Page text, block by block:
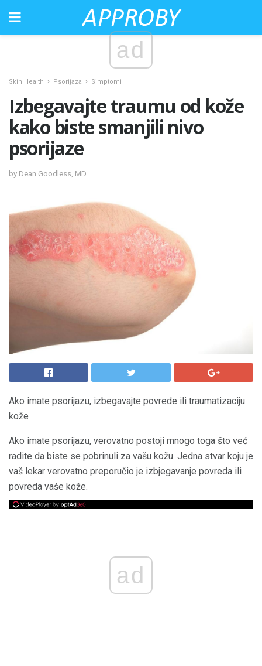
ad
Skin Health Psorijaza Simptomi
Izbegavajte traumu od kože
kako biste smanjili nivo
psorijaze
by Dean Goodless, MD
Ako imate psorijazu, izbegavajte povrede ili traumatizaciju
kože
Ako imate psorijazu, verovatno postoji mnogo toga što već
radite da biste se pobrinuli za vašu kožu. Jedna stvar koju je
vaš lekar verovatno preporučio je izbjegavanje povreda ili
povreda vaše kože.
ad